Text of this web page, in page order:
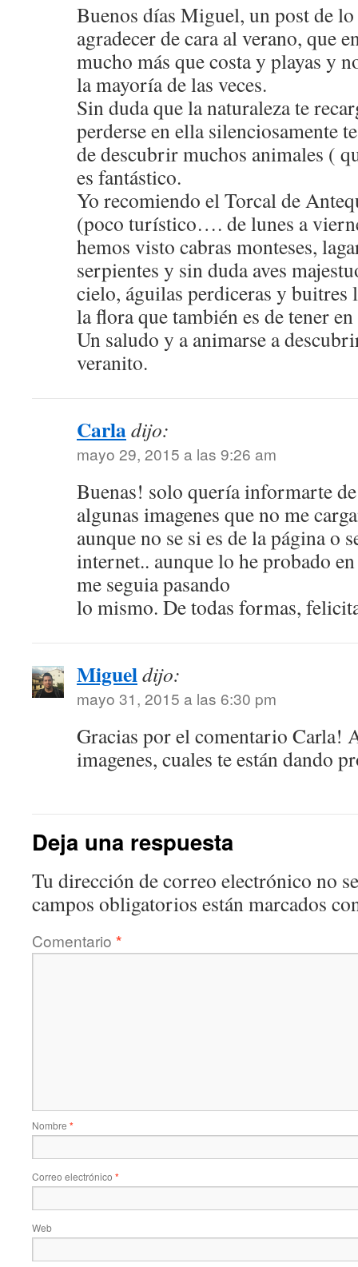
Buenos días Miguel, un post de
agradecer de cara al verano, que
mucho más que costa y playas y
la mayoría de las veces.
Sin duda que la naturaleza te
perderse en ella silenciosamente
de descubrir muchos animales (
es fantástico.
Yo recomiendo el Torcal de
(poco turístico…. de lunes a
hemos visto cabras monteses,
serpientes y sin duda aves
cielo, águilas perdiceras y
la flora que también es de tener
Un saludo y a animarse a
veranito.
Carladijo:
mayo 29, 2015 a las 9:26 am
Buenas! solo quería informarte
algunas imagenes que no me
aunque no se si es de la página o
internet.. aunque lo he probado
me seguia pasando
lo mismo. De todas formas,
Migueldijo:
mayo 31, 2015 a las 6:30 pm
Gracias por el comentario Carla!
imagenes, cuales te están dando
Deja una respuesta
Tu dirección de correo electrónico no
campos obligatorios están marcados
Comentario *
Nombre *
Correo electrónico *
Web